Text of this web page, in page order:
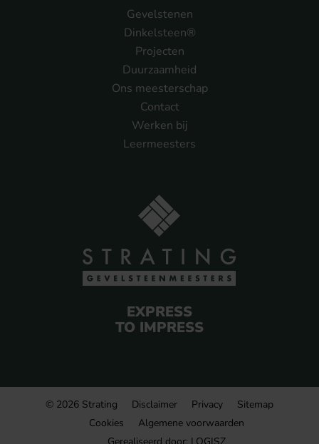
EXPRESS
TO IMPRESS
Gevelstenen
Dinkelsteen®
Projecten
Duurzaamheid
Ons meesterschap
Contact
Werken bij
Leermeesters
© 2026 Strating Disclaimer Privacy
Sitemap
Cookies
Algemene voorwaarden